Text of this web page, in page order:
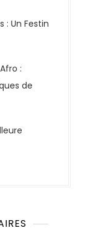
: Un Festin
:
de